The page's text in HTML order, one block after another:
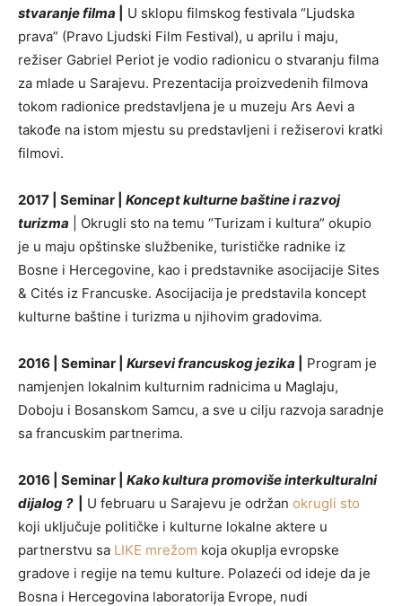
stvaranje filma
U sklopu filmskog festivala “Ljudska
prava” (Pravo Ljudski Film Festival), u aprilu i maju,
režiser Gabriel Periot je vodio radionicu o stvaranju filma
za mlade u Sarajevu. Prezentacija proizvedenih filmova
tokom radionice predstavljena je u muzeju Ars Aevi a
takođe na istom mjestu su predstavljeni i režiserovi kratki
filmovi.
2017 | Seminar | Koncept kulturne baštine i razvoj
turizma | Okrugli sto na temu “Turizam i kultura” okupio
je u maju opštinske službenike, turističke radnike iz
Bosne i Hercegovine, kao i predstavnike asocijacije Sites
& Cités iz Francuske. Asocijacija je predstavila koncept
kulturne baštine i turizma u njihovim gradovima.
2016 | Seminar | Kursevi francuskog jezika
Program je
namjenjen lokalnim kulturnim radnicima u Maglaju,
Doboju i Bosanskom Samcu, a sve u cilju razvoja saradnje
sa francuskim partnerima.
2016 | Seminar |
Kako kultura promoviše interkulturalni
dijalog ?
U februaru u Sarajevu je održan okrugli sto
koji uključuje političke i kulturne lokalne aktere u
partnerstvu sa LIKE mrežom koja okuplja evropske
gradove i regije na temu kulture. Polazeći od ideje da je
Bosna i Hercegovina laboratorija Evrope, nudi